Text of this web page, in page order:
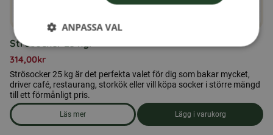
Strösocker 25 kg.
314,00kr
Strösocker 25 kg är det perfekta valet för dig som bakar mycket,
driver café, restaurang, storkök eller vill köpa socker i större mängd
till ett förmånligt pris.
Läs mer
om produkten Strösocker 25 kg.
Lägg i varukorg
ANPASSA VAL